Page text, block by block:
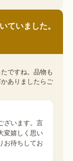
ていました。
ですね。品物も
ありましたらご
ざいます。言
変嬉しく思い
お待ちしてお